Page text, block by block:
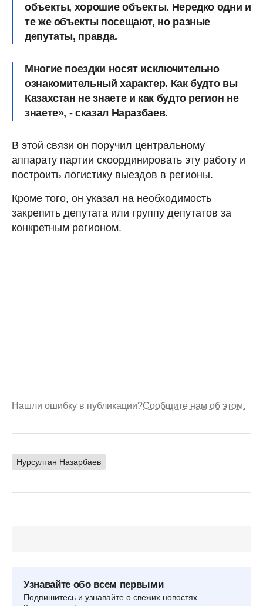
объекты, хорошие объекты. Нередко одни и
те же объекты посещают, но разные
депутаты, правда.
Многие поездки носят исключительно
ознакомительный характер. Как будто вы
Казахстан не знаете и как будто регион не
знаете», - сказал Наразбаев.
В этой связи он поручил центральному
аппарату партии скоординировать эту работу и
построить логистику выездов в регионы.
Кроме того, он указал на необходимость
закрепить депутата или группу депутатов за
конкретным регионом.
Нашли ошибку в публикации?Сообщите нам об этом.
Нурсултан Назарбаев
Узнавайте обо всем первыми
Подпишитесь и узнавайте о свежих новостях